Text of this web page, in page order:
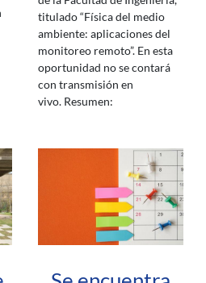
titulado “Física del medio
ambiente: aplicaciones del
monitoreo remoto”. En esta
oportunidad no se contará
con transmisión en
vivo. Resumen: